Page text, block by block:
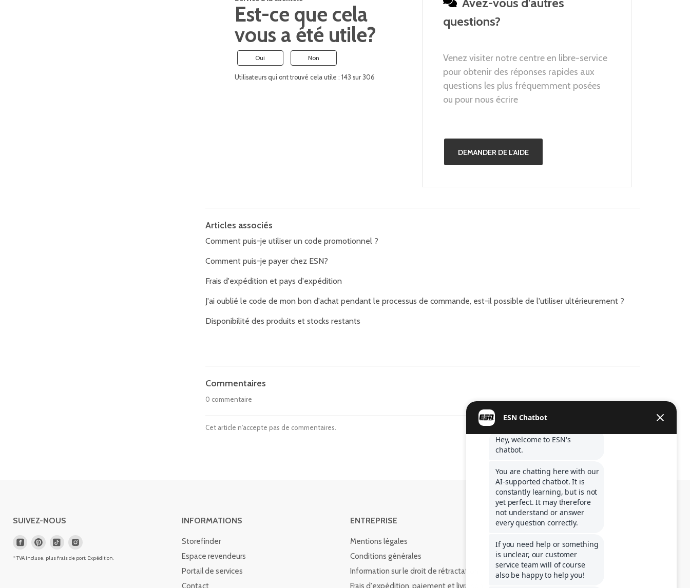
Est-ce que cela
vous a été utile?
Oui Non
Utilisateurs qui ont trouvé cela utile : 143 sur 306
Avez-vous d'autres
questions?
Venez visiter notre centre en libre-service
pour obtenir des réponses rapides aux
questions les plus fréquemment posées
ou pour nous écrire
DEMANDER DE L'AIDE
Articles associés
Comment puis-je utiliser un code promotionnel ?
Comment puis-je payer chez ESN?
Frais d'expédition et pays d'expédition
J'ai oublié le code de mon bon d'achat pendant le processus de commande, est-il possible de l'utiliser ultérieurement ?
Disponibilité des produits et stocks restants
Commentaires
0 commentaire
Cet article n'accepte pas de commentaires.
SUIVEZ-NOUS
* TVA incluse, plus frais de port. Expédition.
INFORMATIONS
Storefinder
Espace revendeurs
Portail de services
ENTREPRISE
Mentions légales
Conditions générales
Information sur le droit de rétractation